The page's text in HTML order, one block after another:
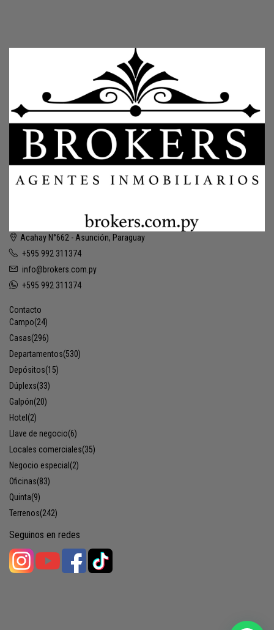
Acahay N°662 - Asunción, Paraguay
+595 992 311374
info@brokers.com.py
+595 992 311374
Contacto
Campo(24)
Casas(296)
Departamentos(530)
Depósitos(15)
Dúplexs(33)
Galpón(20)
Hotel (2)
Llave de negocio(6)
Locales comerciales(35)
Negocio especial (2)
Oficinas(83)
Quinta(9)
Terrenos(242)
Seguinos en redes